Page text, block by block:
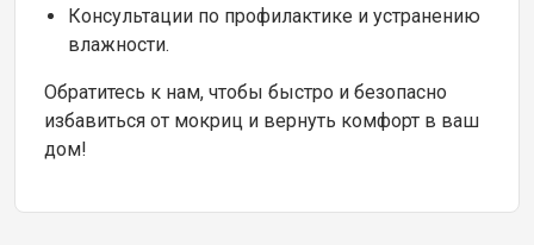
Консультации по профилактике и устранению
влажности.
Обратитесь к нам, чтобы быстро и безопасно
избавиться от мокриц и вернуть комфорт в ваш
дом!